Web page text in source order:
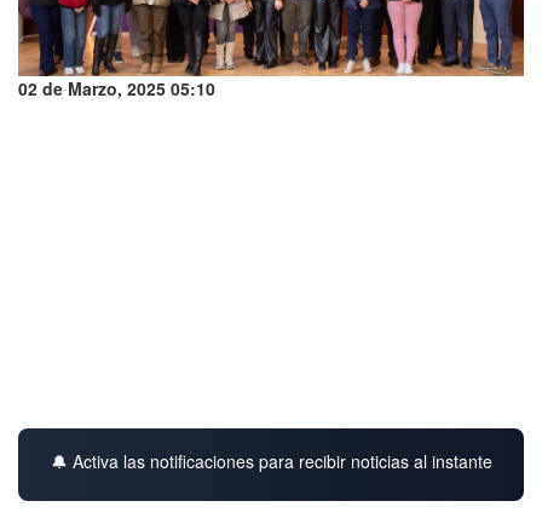
02 de Marzo, 2025 05:10
🔔 Activa las notificaciones para recibir noticias al instante